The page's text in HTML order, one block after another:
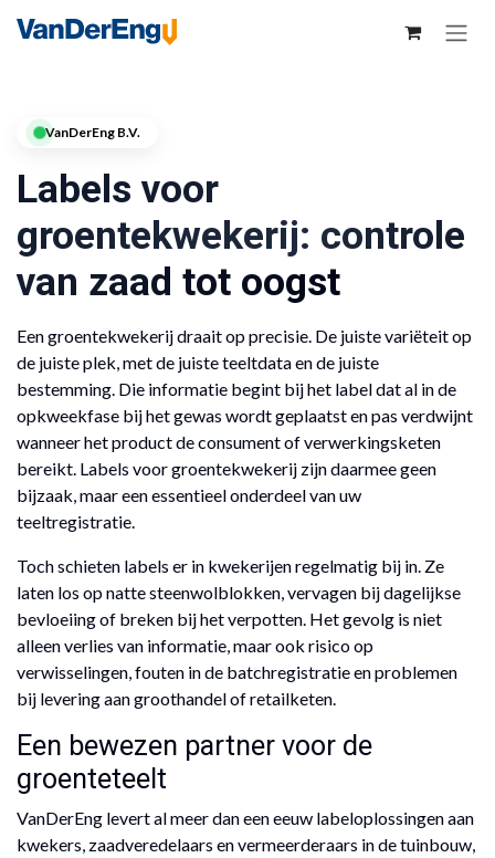
VanDerEng B.V.
Labels voor
groentekwekerij: controle
van zaad tot oogst
Een groentekwekerij draait op precisie. De juiste variëteit op
de juiste plek, met de juiste teeltdata en de juiste
bestemming. Die informatie begint bij het label dat al in de
opkweekfase bij het gewas wordt geplaatst en pas verdwijnt
wanneer het product de consument of verwerkingsketen
bereikt. Labels voor groentekwekerij zijn daarmee geen
bijzaak, maar een essentieel onderdeel van uw
teeltregistratie.
Toch schieten labels er in kwekerijen regelmatig bij in. Ze
laten los op natte steenwolblokken, vervagen bij dagelijkse
bevloeiing of breken bij het verpotten. Het gevolg is niet
alleen verlies van informatie, maar ook risico op
verwisselingen, fouten in de batchregistratie en problemen
bij levering aan groothandel of retailketen.
Een bewezen partner voor de
groenteteelt
VanDerEng levert al meer dan een eeuw labeloplossingen aan
kwekers, zaadveredelaars en vermeerderaars in de tuinbouw,